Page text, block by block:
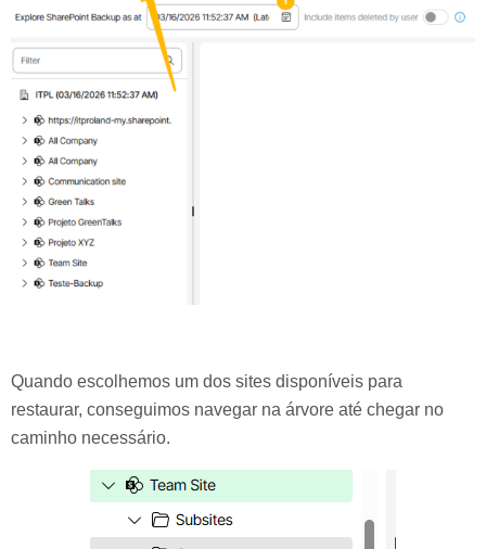
Quando escolhemos um dos sites disponíveis para
restaurar, conseguimos navegar na árvore até chegar no
caminho necessário.